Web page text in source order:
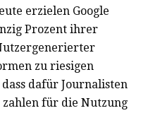
erzielen Google
Prozent ihrer
zu riesigen
dafür Journalisten
für die Nutzung